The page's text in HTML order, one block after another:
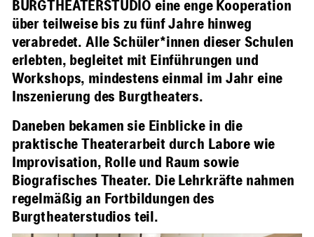
BURGTHEATERSTUDIO eine enge Kooperation
über teilweise bis zu fünf Jahre hinweg
verabredet. Alle Schüler*innen dieser Schulen
erlebten, begleitet mit Einführungen und
Workshops, mindestens einmal im Jahr eine
Inszenierung des Burgtheaters.
Daneben bekamen sie Einblicke in die
praktische Theaterarbeit durch Labore wie
Improvisation, Rolle und Raum sowie
Biografisches Theater. Die Lehrkräfte nahmen
regelmäßig an Fortbildungen des
Burgtheaterstudios teil.